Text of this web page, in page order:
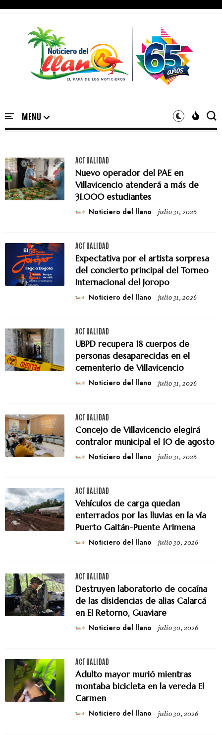
ACTUALIDAD
Nuevo operador del PAE en
Villavicencio atenderá a más de
31.000 estudiantes
Noticiero del llano julio 31, 2026
ACTUALIDAD
Expectativa por el artista sorpresa
del concierto principal del Torneo
Internacional del Joropo
Noticiero del llano julio 31, 2026
ACTUALIDAD
UBPD recupera 18 cuerpos de
personas desaparecidas en el
cementerio de Villavicencio
Noticiero del llano julio 31, 2026
ACTUALIDAD
Concejo de Villavicencio elegirá
contralor municipal el 10 de agosto
Noticiero del llano julio 31, 2026
ACTUALIDAD
Vehículos de carga quedan
enterrados por las lluvias en la vía
Puerto Gaitán-Puente Arimena
Noticiero del llano julio 30, 2026
ACTUALIDAD
Destruyen laboratorio de cocaína
de las disidencias de alias Calarcá
en El Retorno, Guaviare
Noticiero del llano julio 30, 2026
ACTUALIDAD
Adulto mayor murió mientras
montaba bicicleta en la vereda El
Carmen
Noticiero del llano julio 30, 2026